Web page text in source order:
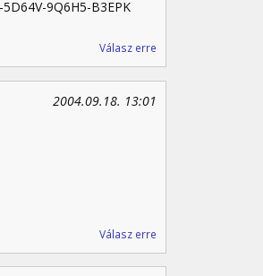
9Q6H5-B3EPK
Válasz erre
2004.09.18. 13:01
Válasz erre